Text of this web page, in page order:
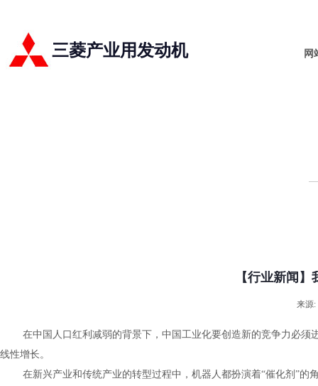
网
三菱产业用发动机
【行业新闻
来源
在中国人口红利减弱的背景下，中国工业化要创造新的竞争力必
线性增长。
在新兴产业和传统产业的转型过程中，机器人都扮演着“催化剂”